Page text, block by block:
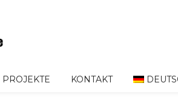
PROJEKTE KONTAKT